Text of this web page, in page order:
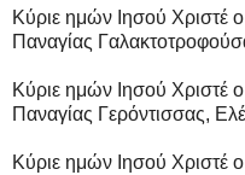
Κύριε ημών Ιησού Χριστέ
Παναγίας
Κύριε ημών Ιησού Χριστέ
Παναγίας Γερόντισσας,
Κύριε ημών Ιησού Χριστέ